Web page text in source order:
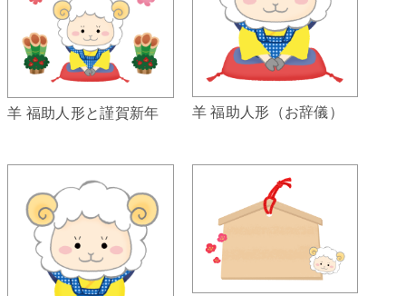
羊 福助人形と謹賀新年 羊 福助人形（お辞儀）